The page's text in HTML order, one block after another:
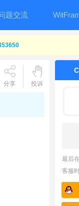
题交流
最后
客服
分享 投诉